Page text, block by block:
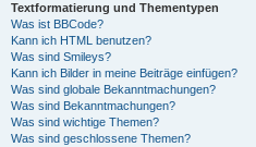
Textformatierung und Thementypen
Was ist BBCode?
Kann ich HTML benutzen?
Was sind Smileys?
Kann ich Bilder in meine Beiträge einfügen?
Was sind globale Bekanntmachungen?
Was sind Bekanntmachungen?
Was sind wichtige Themen?
Was sind geschlossene Themen?